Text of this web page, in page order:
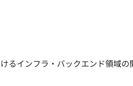
るインフラ・バックエンド領域の